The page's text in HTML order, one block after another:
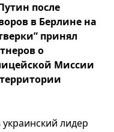
после
в Берлине на
принял
о
Миссии
лидер